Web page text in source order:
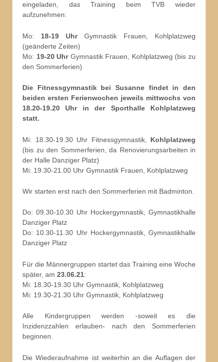
eingeladen, das Training beim TVB wieder
aufzunehmen:
Mo: 18-19 UhrGymnastik Frauen, Kohlplatzweg
(geänderte Zeiten)
Mo: 19-20 UhrGymnastik Frauen, Kohlplatzweg (bis zu
den Sommerferien)
Die Fitnessgymnastik bei Susanne findet in den
beiden ersten Ferienwochen jeweils mittwochs von
18.20-19.20 Uhr in der Sporthalle Kohlplatzweg
statt.
Mi: 18.30-19.30 Uhr Fitnessgymnastik, Kohlplatzweg
(bis zu den Sommerferien, da Renovierungsarbeiten in
der Halle Danziger Platz)
Mi: 19.30-21.00 Uhr Gymnastik Frauen, Kohlplatzweg
Wir starten erst nach den Sommerferien mit Badminton.
Do: 09.30-10.30 Uhr Hockergymnastik, Gymnastikhalle
Danziger Platz
Do: 10.30-11.30 Uhr Hockergymnastik, Gymnastikhalle
Danziger Platz
Für die Männergruppen startet das Training eine Woche
später, am 23.06.21:
Mi: 18.30-19.30 Uhr Gymnastik, Kohlplatzweg
Mi: 19.30-21.30 Uhr Gymnastik, Kohlplatzweg
Alle Kindergruppen werden -soweit es die
Inzidenzzahlen erlauben- nach den Sommerferien
beginnen.
Die Wiederaufnahme ist weiterhin an die Auflagen der